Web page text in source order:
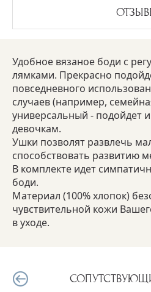
Удобное вязаное боди с
лямками. Прекрасно
повседневного
случаев (например,
универсальный - подойдет
девочкам.
Ушки позволят развлечь
способствовать развитию
В комплекте идет
боди.
Материал (100% хлопок)
чувствительной кожи
в уходе.